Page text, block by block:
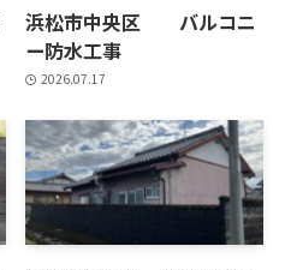
浜松市中央区 バルコニ
ー防水工事
2026.07.17